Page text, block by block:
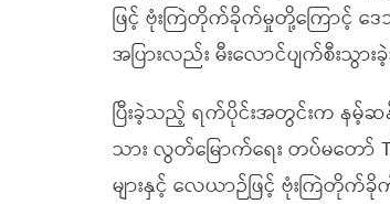
ဖြင့် ဗုံးကြဲတိုက်ခိုက်မှုတို့ကြောင့် ဒ
အပြားလည်း မီးလောင်ပျက်စီးသွာ
ပြီးခဲ့သည့် ရက်ပိုင်းအတွင်းက နမ့်ဆ
သား လွတ်မြောက်ရေး တပ်မတေ
များနှင့် လေယာဉ်ဖြင့် ဗုံးကြဲတိုက်